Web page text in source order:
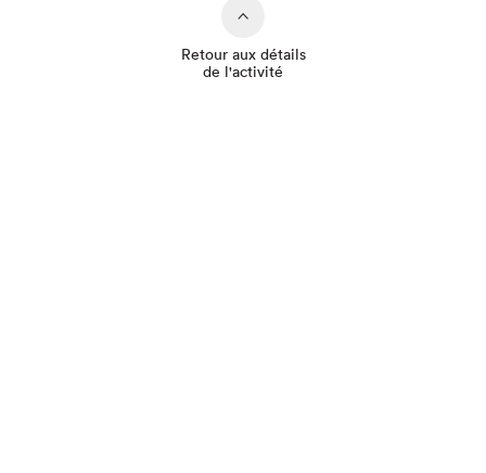
Retour aux détails
de l'activité